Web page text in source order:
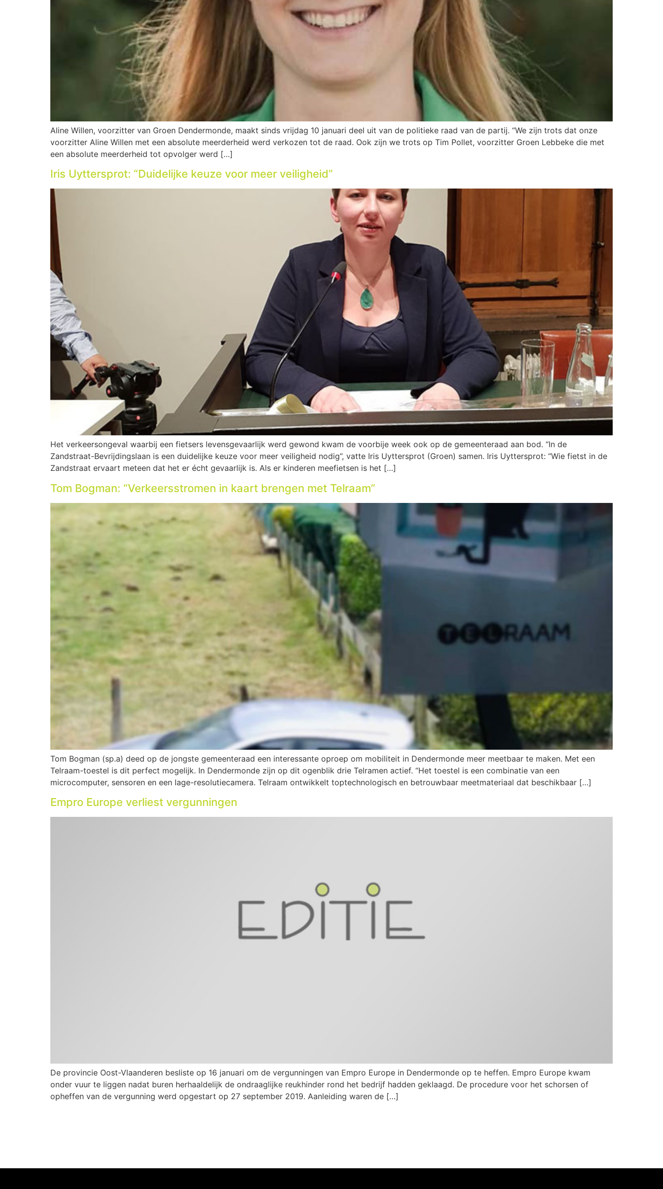
Aline Willen, voorzitter van Groen Dendermonde, maakt sinds vrijdag 10 januari deel uit van de politieke raad van de partij. “We zijn trots dat onze
voorzitter Aline Willen met een absolute meerderheid werd verkozen tot de raad. Ook zijn we trots op Tim Pollet, voorzitter Groen Lebbeke die met
een absolute meerderheid tot opvolger werd […]
Iris Uyttersprot: “Duidelijke keuze voor meer veiligheid”
Het verkeersongeval waarbij een fietsers levensgevaarlijk werd gewond kwam de voorbije week ook op de gemeenteraad aan bod. “In de
Zandstraat-Bevrijdingslaan is een duidelijke keuze voor meer veiligheid nodig”, vatte Iris Uyttersprot (Groen) samen. Iris Uyttersprot: “Wie fietst in de
Zandstraat ervaart meteen dat het er écht gevaarlijk is. Als er kinderen meefietsen is het […]
Tom Bogman: “Verkeersstromen in kaart brengen met Telraam”
Tom Bogman (sp.a) deed op de jongste gemeenteraad een interessante oproep om mobiliteit in Dendermonde meer meetbaar te maken. Met een
Telraam-toestel is dit perfect mogelijk. In Dendermonde zijn op dit ogenblik drie Telramen actief. “Het toestel is een combinatie van een
microcomputer, sensoren en een lage-resolutiecamera. Telraam ontwikkelt toptechnologisch en betrouwbaar meetmateriaal dat beschikbaar […]
Empro Europe verliest vergunningen
De provincie Oost-Vlaanderen besliste op 16 januari om de vergunningen van Empro Europe in Dendermonde op te heffen. Empro Europe kwam
onder vuur te liggen nadat buren herhaaldelijk de ondraaglijke reukhinder rond het bedrijf hadden geklaagd. De procedure voor het schorsen of
opheffen van de vergunning werd opgestart op 27 september 2019. Aanleiding waren de […]